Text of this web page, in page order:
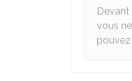
vous